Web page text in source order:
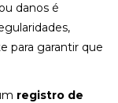
danos é
para garantir que
registro de